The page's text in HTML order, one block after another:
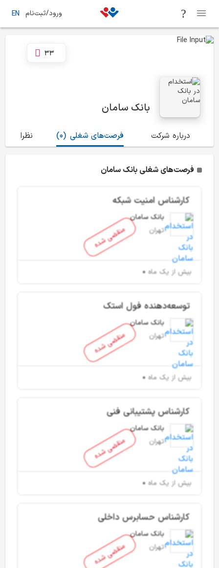
ورود/ثبت‌نام EN
بانک سامان
33
درباره شرکت (0) فرصت‌های شغلی نظرات
فرصت‌های شغلی بانک سامان
منقضی شده
کارشناس امنیت شبکه
بانک سامان
تهران
بیش از یک ماه
منقضی شده
توسعه‌دهنده فول استک
بانک سامان
تهران
بیش از یک ماه
منقضی شده
کارشناس پشتیبانی فنی
بانک سامان
تهران
بیش از یک ماه
منقضی شده
کارشناس حسابرس داخلی
بانک سامان
تهران